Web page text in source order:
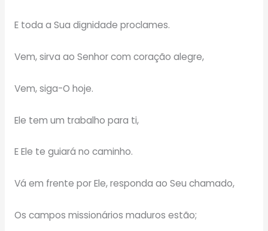
E toda a Sua dignidade proclames.
Vem, sirva ao Senhor com coração alegre,
Vem, siga-O hoje.
Ele tem um trabalho para ti,
E Ele te guiará no caminho.
Vá em frente por Ele, responda ao Seu chamado,
Os campos missionários maduros estão;